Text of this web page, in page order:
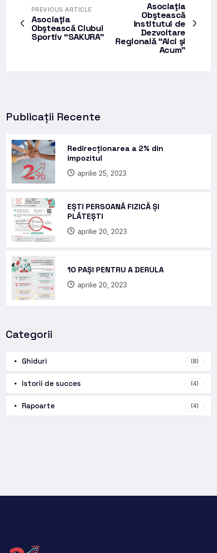
PREVIOUS ARTICLE
Asociaţia
Obştească Clubul
Sportiv “SAKURA”
Asociaţia
Obştească
Institutul de
Dezvoltare
Regională “Aici şi
Acum”
Publicații Recente
Redirecționarea a 2% din
impozitul
aprilie 25, 2023
EȘTI PERSOANĂ FIZICĂ ȘI
PLĂTEȘTI
aprilie 20, 2023
10 PAȘI PENTRU A DERULA
aprilie 20, 2023
Categorii
Ghiduri (8)
Istorii de succes (4)
Rapoarte (4)